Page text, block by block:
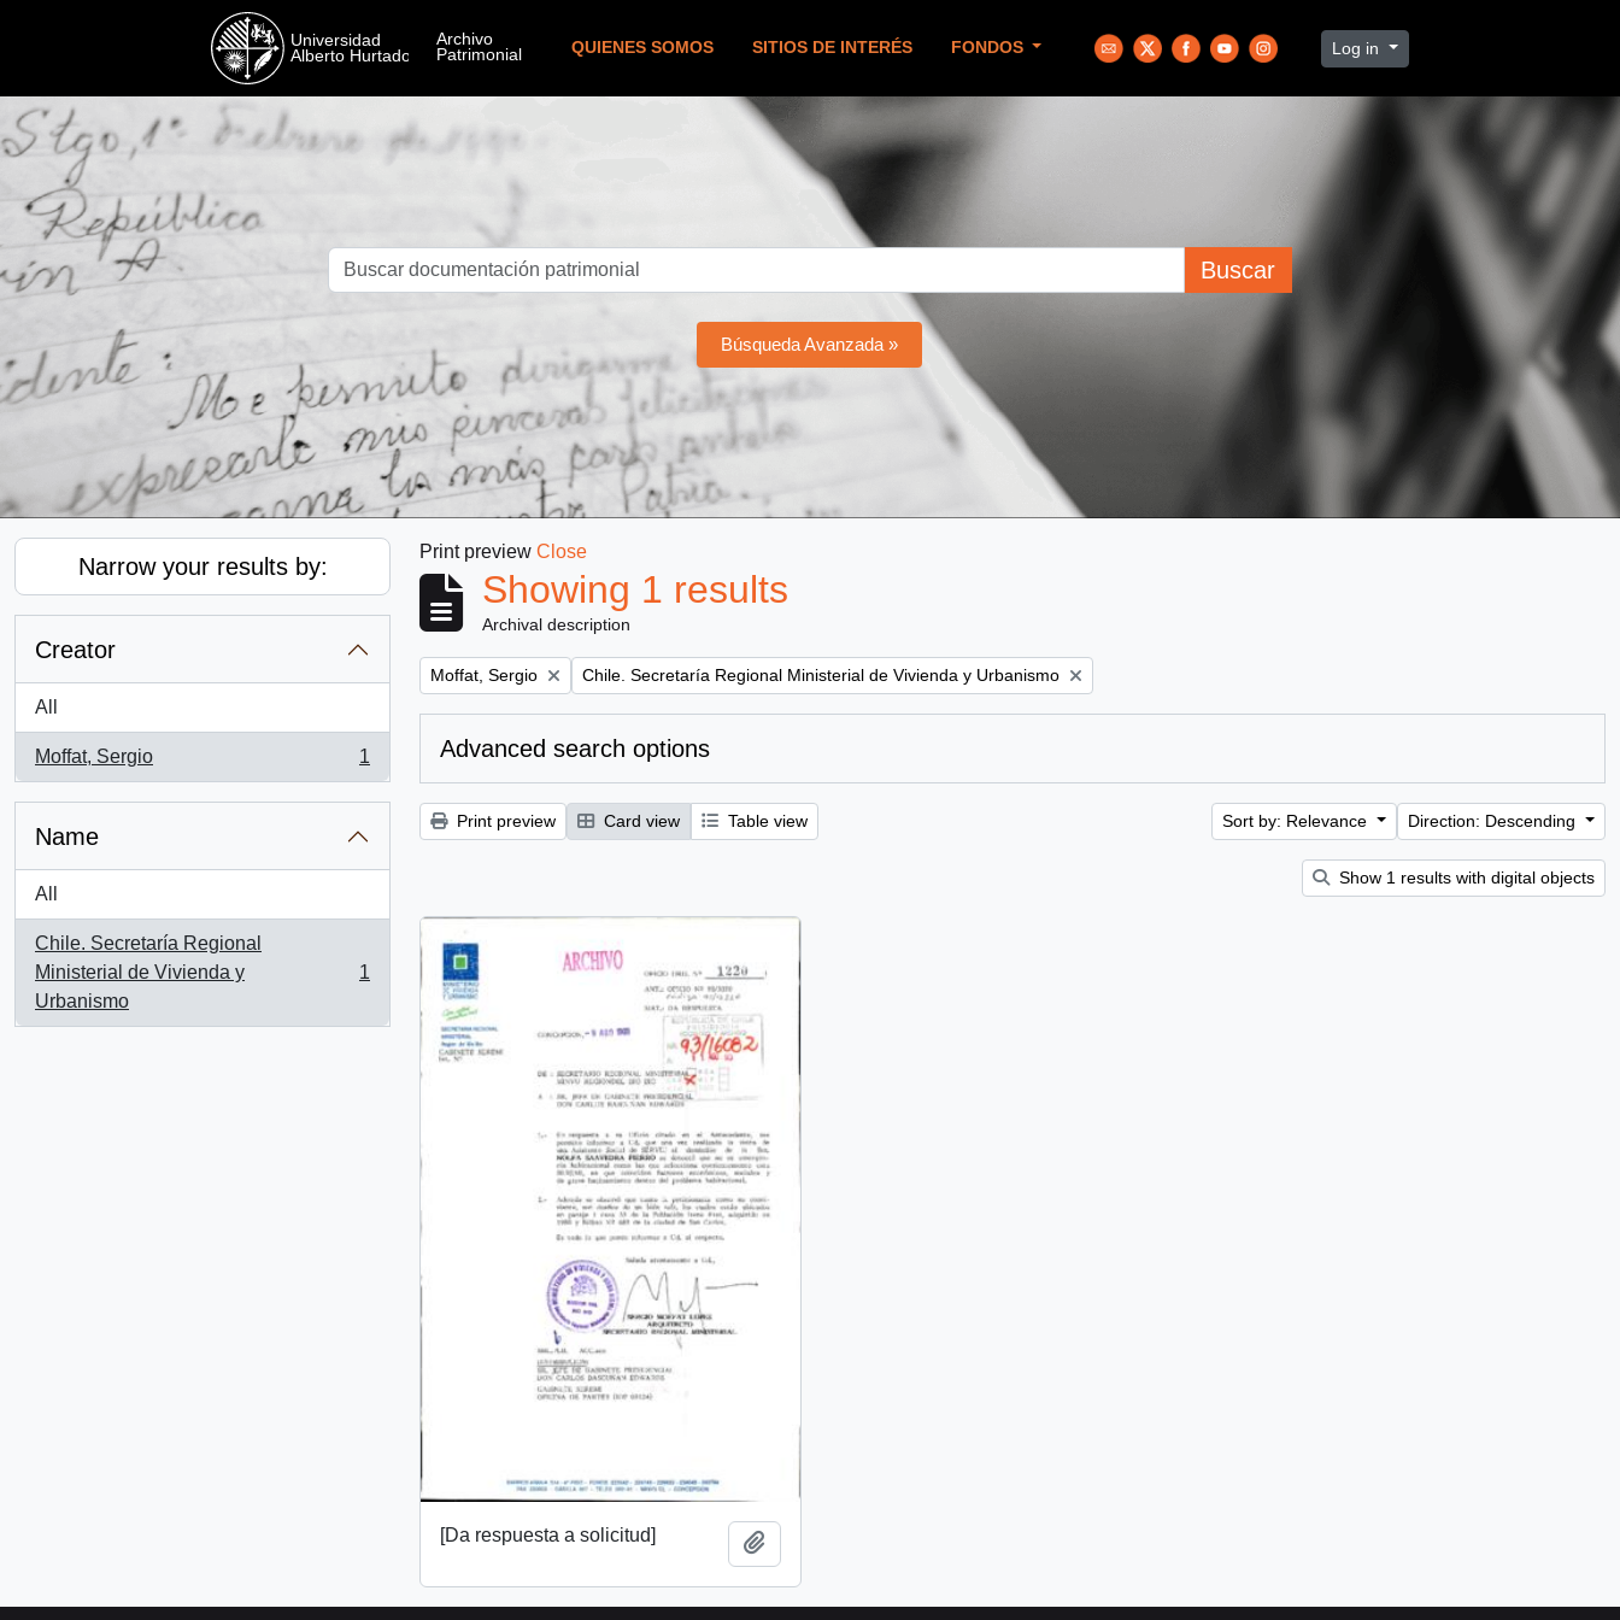
QUIENES SOMOS SITIOS DE INTERÉS FONDOS Log in
Buscar
Búsqueda Avanzada »
Narrow your results by:
Creator
All
Moffat, Sergio
, 1 results
1
Name
All
Chile. Secretaría Regional
Ministerial de Vivienda y
Urbanismo
, 1 results
1
Print preview Close
Showing 1 results
Archival description
Remove filter:
Moffat, Sergio Remove filter:
Chile. Secretaría Regional Ministerial de Vivienda y Urbanismo
Advanced search options
Print preview Card view Table view Sort by: Relevance Direction: Descending
Show 1 results with digital objects
[Da respuesta a solicitud]